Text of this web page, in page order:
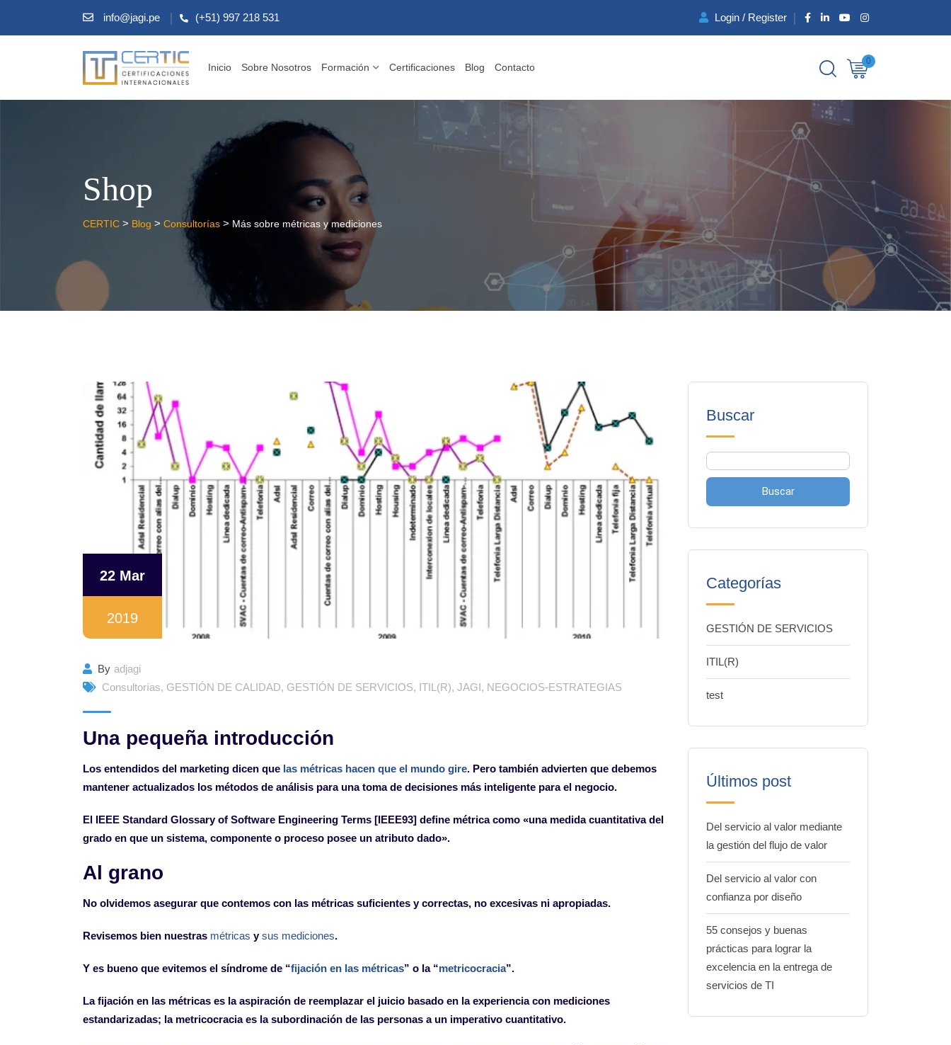
info@jagi.pe (+51) 997 218 531 Login / Register
Inicio Sobre Nosotros Formación Certificaciones Blog Contacto
0
Shop
CERTIC > Blog > Consultorías > Más sobre métricas y mediciones
22 Mar
2019
By adjagi
Consultorías, GESTIÓN DE CALIDAD, GESTIÓN DE SERVICIOS, ITIL(R), JAGI, NEGOCIOS-ESTRATEGIAS
Una pequeña introducción
Los entendidos del marketing dicen que las métricas hacen que el mundo gire. Pero también advierten que debemos
mantener actualizados los métodos de análisis para una toma de decisiones más inteligente para el negocio.
El IEEE Standard Glossary of Software Engineering Terms [IEEE93] define métrica como «una medida cuantitativa del
grado en que un sistema, componente o proceso posee un atributo dado».
Al grano
No olvidemos asegurar que contemos con las métricas suficientes y correctas, no excesivas ni apropiadas.
Revisemos bien nuestras métricas ysus mediciones.
Y es bueno que evitemos el síndrome de “fijación en las métricas” o la “metricocracia”.
La fijación en las métricas es la aspiración de reemplazar el juicio basado en la experiencia con mediciones
estandarizadas; la metricocracia es la subordinación de las personas a un imperativo cuantitativo.
Buscar
Buscar
Categorías
GESTIÓN DE SERVICIOS
ITIL(R)
test
Últimos post
Del servicio al valor mediante
la gestión del flujo de valor
Del servicio al valor con
confianza por diseño
55 consejos y buenas
prácticas para lograr la
excelencia en la entrega de
servicios de TI